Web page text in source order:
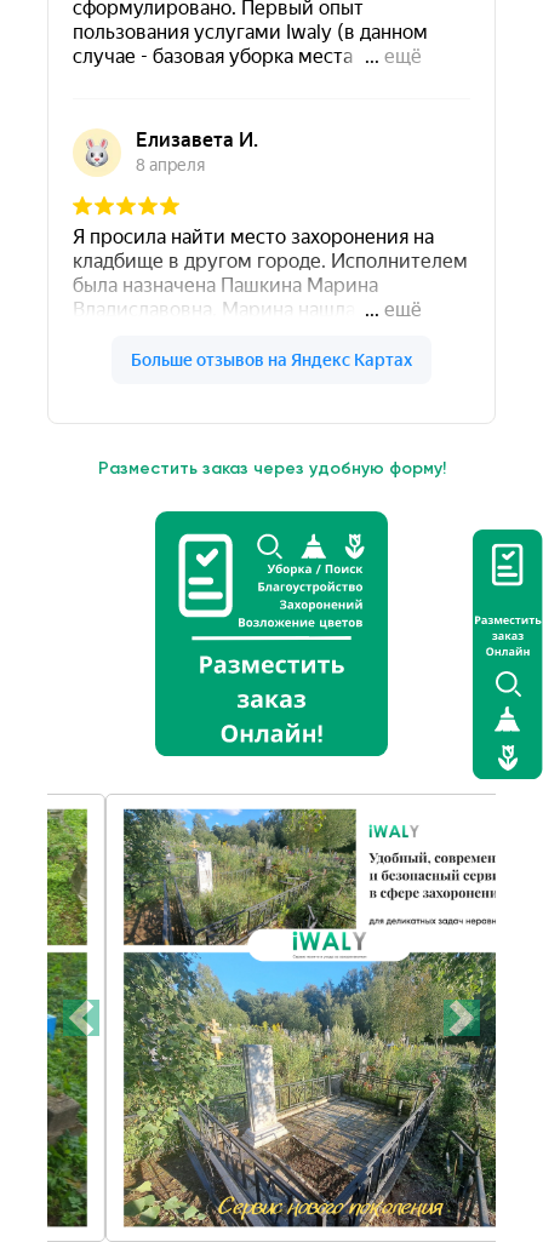
Разместить заказ через удобную форму!